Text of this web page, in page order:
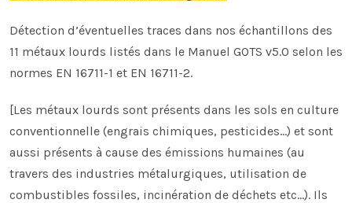
Détection d’éventuelles traces dans nos échantillons des
11 métaux lourds listés dans le Manuel GOTS v5.0 selon les
normes EN 16711-1 et EN 16711-2.
[Les métaux lourds sont présents dans les sols en culture
conventionnelle (engrais chimiques, pesticides…) et sont
aussi présents à cause des émissions humaines (au
travers des industries métalurgiques, utilisation de
combustibles fossiles, incinération de déchets etc…). Ils